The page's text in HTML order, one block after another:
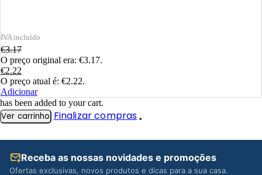
€3.17
O preço original era: €3.17.
€2.22
O preço atual é: €2.22.
Adicionar
has been added to your cart.
Ver carrinho Finalizar compras
Receba as nossas novidades e promoções
Ofertas exclusivas, novos produtos e dicas para a sua casa.